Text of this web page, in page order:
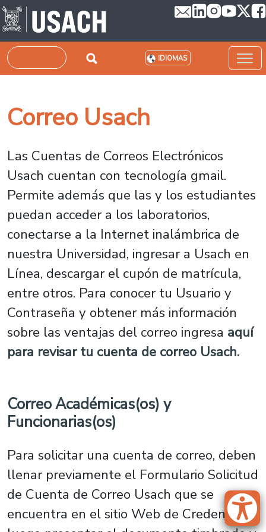
Pasar al contenido principal
Buscar IDIOMAS
Correo Usach
Las Cuentas de Correos Electrónicos
Usach cuentan con tecnología gmail.
Permite además que las y los estudiantes
puedan acceder a los laboratorios,
conectarse a la Internet inalámbrica de
nuestra Universidad, ingresar a Usach en
Línea, descargar el cupón de matrícula,
entre otros. Para conocer tu Usuario y
Contraseña y obtener más información
sobre las ventajas del correo ingresa aquí
para revisar tu cuenta de correo Usach.
Correo Académicas(os) y
Funcionarias(os)
Para solicitar una cuenta de correo, deben
llenar previamente el Formulario Solicitud
de Cuenta de Correo Usach que se
encuentra en el sitio Web de Credencial y